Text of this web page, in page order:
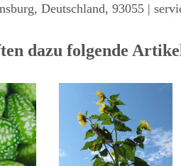
Deutschland, 93055 |
dazu folgende